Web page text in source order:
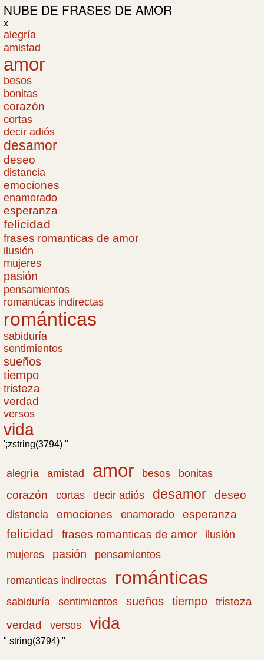
NUBE DE FRASES DE AMOR
x
alegría
amistad
amor
besos
bonitas
corazón
cortas
decir adiós
desamor
deseo
distancia
emociones
enamorado
esperanza
felicidad
frases romanticas de amor
ilusión
mujeres
pasión
pensamientos
romanticas indirectas
románticas
sabiduría
sentimientos
sueños
tiempo
tristeza
verdad
versos
vida
';zstring(3794) "
alegría amistad amor besos
bonitas
corazón
cortas decir adiós desamor deseo
distancia emociones enamorado esperanza
felicidad frases romanticas de amor
ilusión
mujeres
pasión pensamientos
romanticas indirectas románticas
sabiduría sentimientos sueños tiempo
tristeza
verdad
versos vida
" string(3794) "